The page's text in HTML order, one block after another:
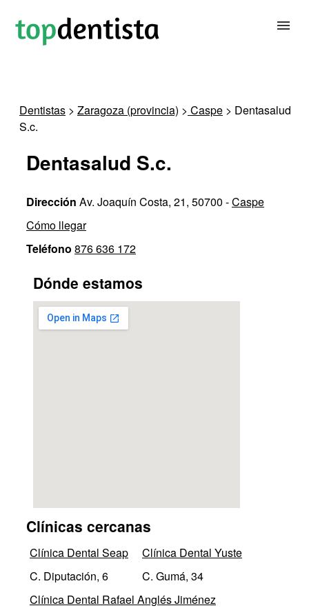
PARA CLÍNICAS DENTALES
CONTACTAR
Dentistas > Zaragoza (provincia) > Caspe > Dentasalud
S.c.
Dentasalud S.c.
Dirección Av. Joaquín Costa, 21, 50700 -Caspe
Cómo llegar
Teléfono 876 636 172
Dónde estamos
Clínicas cercanas
Clínica Dental Seap
C. Diputación, 6
Clínica Dental Yuste
C. Gumá, 34
Clínica Dental Rafael Anglés Jiménez